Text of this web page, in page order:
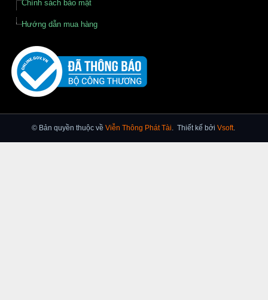
Chính sách bảo mật
Hướng dẫn mua hàng
© Bản quyền thuộc về Viễn Thông Phát Tài. Thiết kế bởi Vsoft.